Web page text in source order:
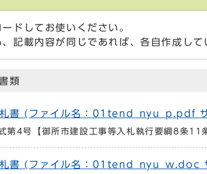
ドしてお使いください。
、記載内容が同じであれば、各自作成して
類
札書 (ファイル名：01tend_nyu_p.pdf
第4号【御所市建設工事等入札執行要綱8条11
札書 (ファイル名：01tend_nyu_w.doc